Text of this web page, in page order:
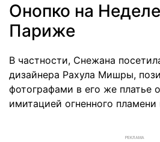
Онопко на
Париже
В частности, Снежана
дизайнера Рахула Мишры,
фотографами в его же платье
имитацией огненного
РЕКЛАМА